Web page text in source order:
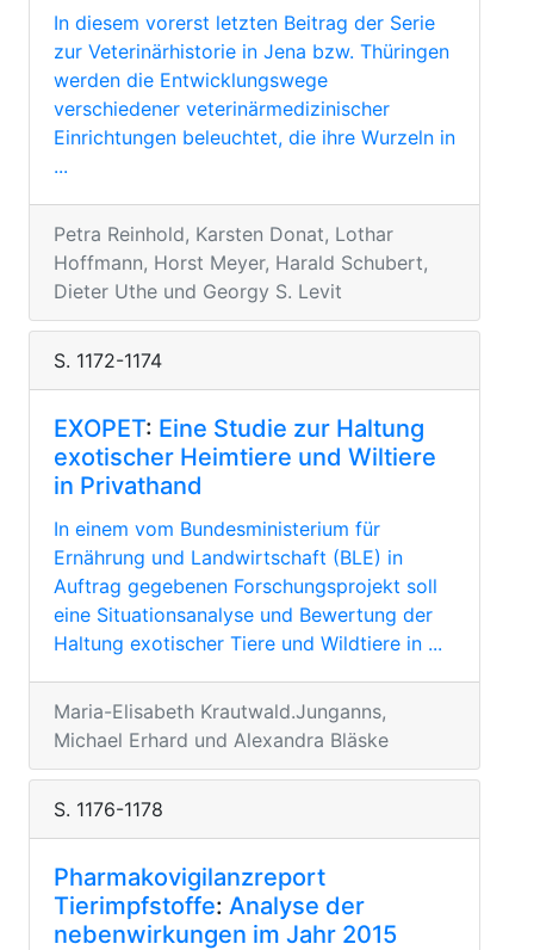
In diesem vorerst letzten Beitrag der Serie
zur Veterinärhistorie in Jena bzw. Thüringen
werden die Entwicklungswege
verschiedener veterinärmedizinischer
Einrichtungen beleuchtet, die ihre Wurzeln in
...
Petra Reinhold, Karsten Donat, Lothar
Hoffmann, Horst Meyer, Harald Schubert,
Dieter Uthe und Georgy S. Levit
S. 1172-1174
EXOPET: Eine Studie zur Haltung
exotischer Heimtiere und Wiltiere
in Privathand
In einem vom Bundesministerium für
Ernährung und Landwirtschaft (BLE) in
Auftrag gegebenen Forschungsprojekt soll
eine Situationsanalyse und Bewertung der
Haltung exotischer Tiere und Wildtiere in ...
Maria-Elisabeth Krautwald.Junganns,
Michael Erhard und Alexandra Bläske
S. 1176-1178
Pharmakovigilanzreport
Tierimpfstoffe: Analyse der
nebenwirkungen im Jahr 2015